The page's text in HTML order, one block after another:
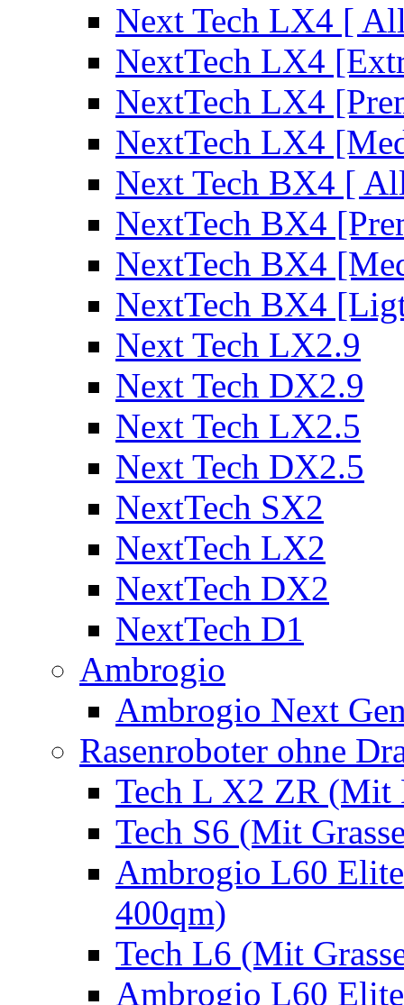
Next Tech LX4 [
NextTech LX4
NextTech LX4
NextTech LX4
Next Tech BX4 [
NextTech BX4
NextTech BX4
NextTech BX4
Next Tech LX2.9
Next Tech DX2.9
Next Tech LX2.5
Next Tech DX2.5
NextTech SX2
NextTech LX2
NextTech DX2
NextTech D1
Ambrogio
Ambrogio Next
Rasenroboter ohne
Tech L X2 ZR (Mit
Tech S6 (Mit
Ambrogio L60
400qm)
Tech L6 (Mit
Ambrogio L60